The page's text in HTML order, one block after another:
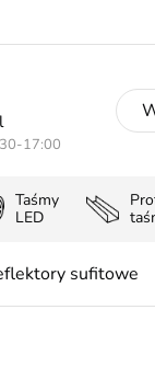
17:00
Taśmy
LED
sufitowe